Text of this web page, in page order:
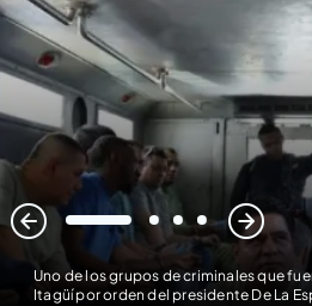
Uno de los grupos de criminales que
Itagüí por orden del presidente De La
1 2 3 4